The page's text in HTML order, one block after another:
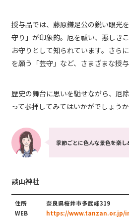
授与品では、藤原鎌足公の鋭い眼光
守り」が印象的。厄を祓い、悪しき
お守りとして知られています。さら
を願う「芸守」など、さまざまな授与
歴史の舞台に思いを馳せながら、厄
って参拝してみてはいかがでしょうか
季節ごとに色んな景色を楽し
談山神社
住所
奈良県桜井市多武峰319
WEB
https://www.tanzan.or.jp/